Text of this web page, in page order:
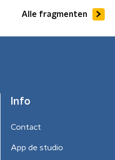
Alle fragmenten
Info
Contact
App de studio